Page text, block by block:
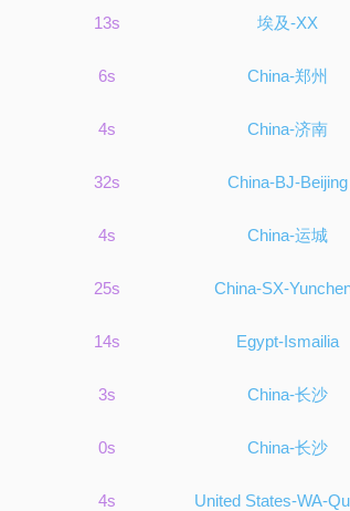
13s 埃及-XX
6s China-郑州
4s China-济南
32s China-BJ-Beijing
4s China-运城
25s China-SX-
14s Egypt-Ismailia
3s China-长沙
0s China-长沙
4s United States-WA-